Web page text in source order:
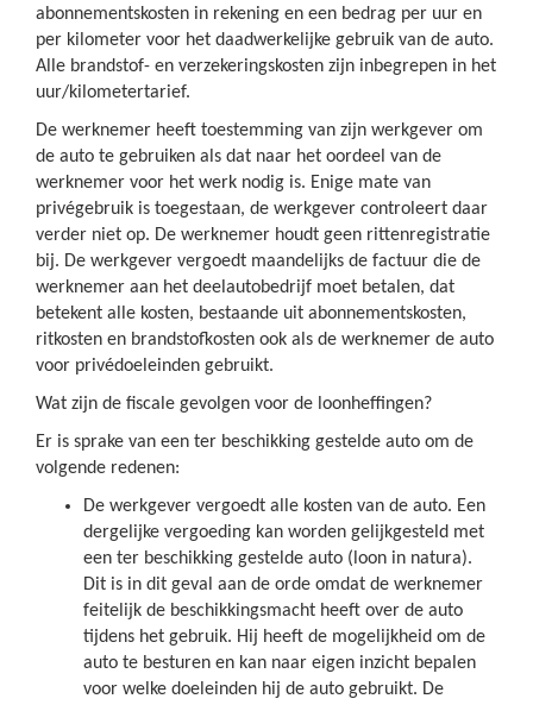
abonnementskosten in rekening en een bedrag per uur en
per kilometer voor het daadwerkelijke gebruik van de auto.
Alle brandstof- en verzekeringskosten zijn inbegrepen in het
uur/kilometertarief.
De werknemer heeft toestemming van zijn werkgever om
de auto te gebruiken als dat naar het oordeel van de
werknemer voor het werk nodig is. Enige mate van
privégebruik is toegestaan, de werkgever controleert daar
verder niet op. De werknemer houdt geen rittenregistratie
bij. De werkgever vergoedt maandelijks de factuur die de
werknemer aan het deelautobedrijf moet betalen, dat
betekent alle kosten, bestaande uit abonnementskosten,
ritkosten en brandstofkosten ook als de werknemer de auto
voor privédoeleinden gebruikt.
Wat zijn de fiscale gevolgen voor de loonheffingen?
Er is sprake van een ter beschikking gestelde auto om de
volgende redenen:
De werkgever vergoedt alle kosten van de auto. Een
dergelijke vergoeding kan worden gelijkgesteld met
een ter beschikking gestelde auto (loon in natura).
Dit is in dit geval aan de orde omdat de werknemer
feitelijk de beschikkingsmacht heeft over de auto
tijdens het gebruik. Hij heeft de mogelijkheid om de
auto te besturen en kan naar eigen inzicht bepalen
voor welke doeleinden hij de auto gebruikt. De